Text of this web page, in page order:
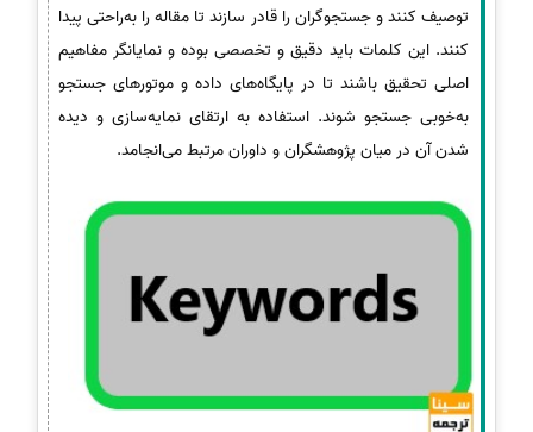
توصیف کنند و جستجوگران را قادر سازند تا مقاله را به‌راحتی پیدا
کنند. این کلمات باید دقیق و تخصصی بوده و نمایانگر مفاهیم
اصلی تحقیق باشند تا در پایگاه‌های داده و موتورهای جستجو
به‌خوبی جستجو شوند. استفاده به ارتقای نمایه‌سازی و دیده
شدن آن در میان پژوهشگران و داوران مرتبط می‌انجامد.